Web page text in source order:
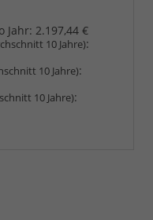
Jahr: 2.197,44 €
10 Jahre):
10 Jahre):
10 Jahre):